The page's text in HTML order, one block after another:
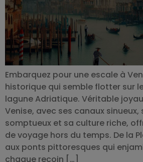
Embarquez pour une escale à
historique qui semble flotter sur
lagune Adriatique. Véritable
Venise, avec ses canaux sinueux,
somptueux et sa culture riche,
de voyage hors du temps. De la
aux ponts pittoresques qui
chaque recoin […]